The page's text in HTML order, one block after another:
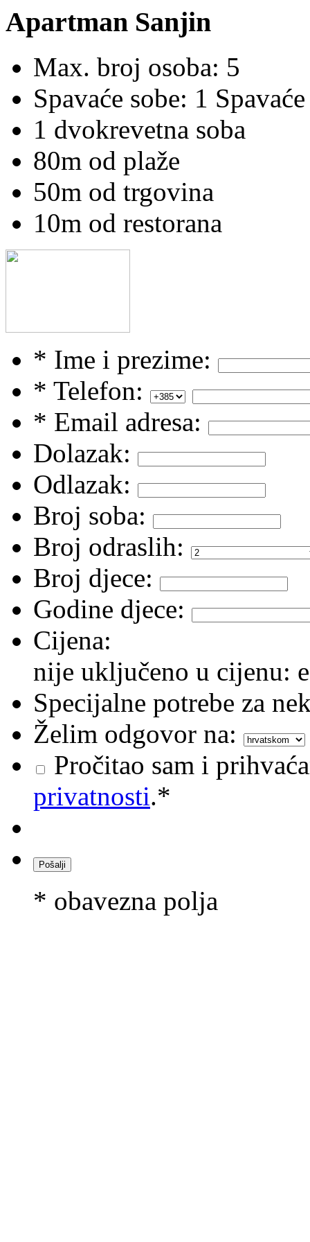
Apartman Sanjin
Max. broj osoba: 5
Spavaće sobe: 1
1 dvokrevetna soba
80m od plaže
50m od trgovina
10m od restorana
* Ime i prezime:
* Telefon:
* Email adresa:
Dolazak:
Odlazak:
Broj soba:
Broj odraslih:
Broj djece:
Godine djece:
Cijena:
nije uključeno u cijenu:
Specijalne potrebe za
Želim odgovor na:
Pročitao sam i
privatnosti.*
* obavezna polja